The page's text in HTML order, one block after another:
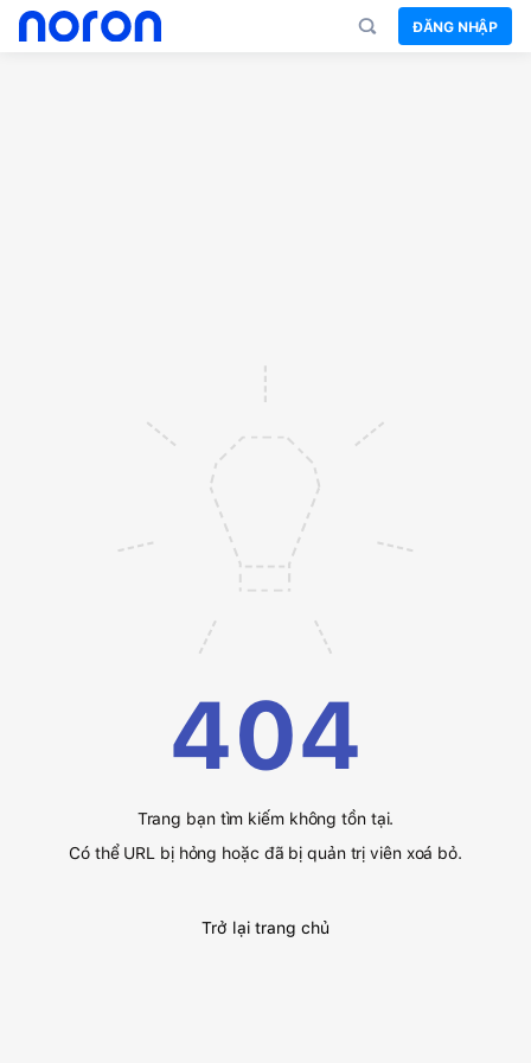
ĐĂNG NHẬP
404
Trang bạn tìm kiếm không tồn tại.
Có thể URL bị hỏng hoặc đã bị quản trị viên xoá bỏ.
Trở lại trang chủ